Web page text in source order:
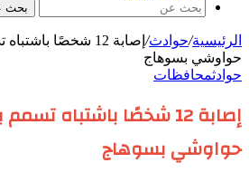
بحث
الرئيسية/حوادث/
إصابة 12 شخصًا
حواوشي بسوهاج
حوادثمحافظات
إصابة 12 شخصًا باشتباه
حواوشي بسوهاج